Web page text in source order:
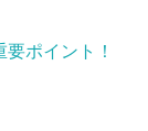
ポイント！